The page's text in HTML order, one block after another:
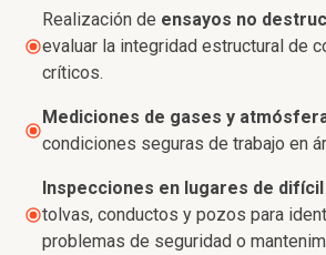
Realización de ensayos no
evaluar la integridad estructural de
críticos.
Mediciones de gases y
condiciones seguras de trabajo en
Inspecciones en lugares de
tolvas, conductos y pozos para
problemas de seguridad o